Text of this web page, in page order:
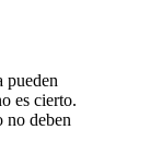
pueden
es cierto.
no deben